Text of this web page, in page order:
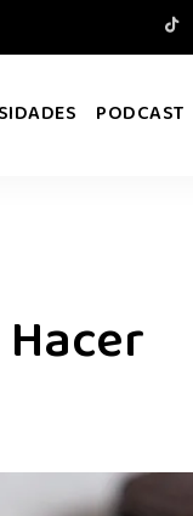
PODCAST